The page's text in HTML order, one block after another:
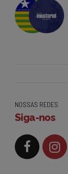
NOSSAS REDES
Siga-nos